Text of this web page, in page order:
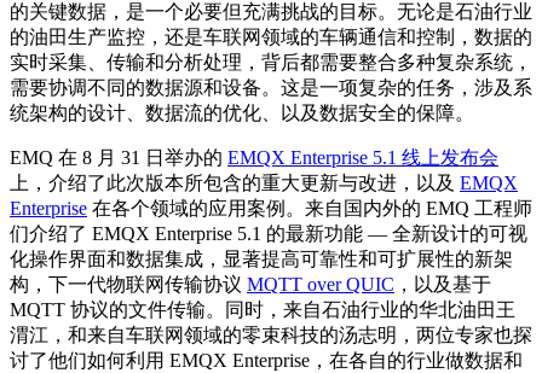
的关键数据，是一个必要但充满挑战的目标。无论是石油行业
的油田生产监控，还是车联网领域的车辆通信和控制，数据的
实时采集、传输和分析处理，背后都需要整合多种复杂系统，
需要协调不同的数据源和设备。这是一项复杂的任务，涉及系
统架构的设计、数据流的优化、以及数据安全的保障。
EMQ 在 8 月 31 日举办的 EMQX Enterprise 5.1 线上发布会
上，介绍了此次版本所包含的重大更新与改进，以及 EMQX
Enterprise 在各个领域的应用案例。来自国内外的 EMQ 工程师
们介绍了 EMQX Enterprise 5.1 的最新功能 — 全新设计的可视
化操作界面和数据集成，显著提高可靠性和可扩展性的新架
构，下一代物联网传输协议 MQTT over QUIC ，以及基于
MQTT 协议的文件传输。同时，来自石油行业的华北油田王
渭江，和来自车联网领域的零束科技的汤志明，两位专家也探
讨了他们如何利用 EMQX Enterprise，在各自的行业做数据和